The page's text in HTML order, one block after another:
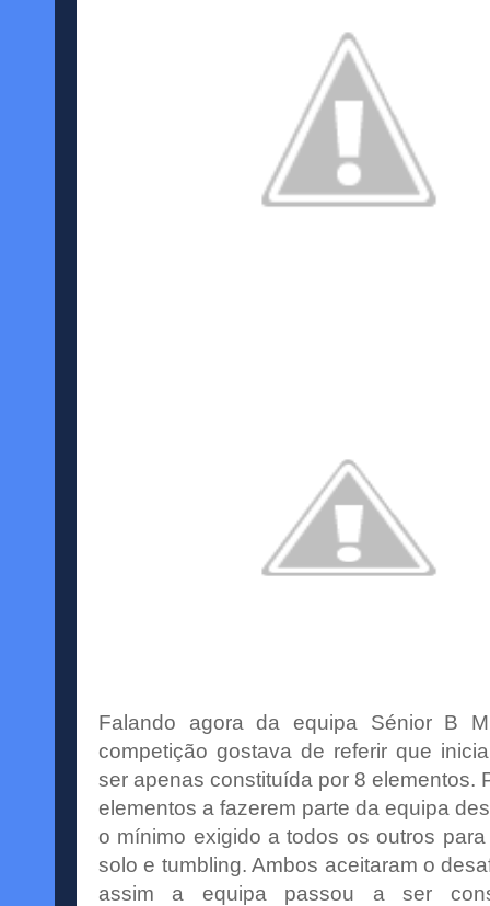
Falando agora da equipa Sénior B
competição gostava de referir que
ser apenas constituída por 8 elementos.
elementos a fazerem parte da equipa
o mínimo exigido a todos os outros
solo e tumbling. Ambos aceitaram o
assim a equipa passou a ser